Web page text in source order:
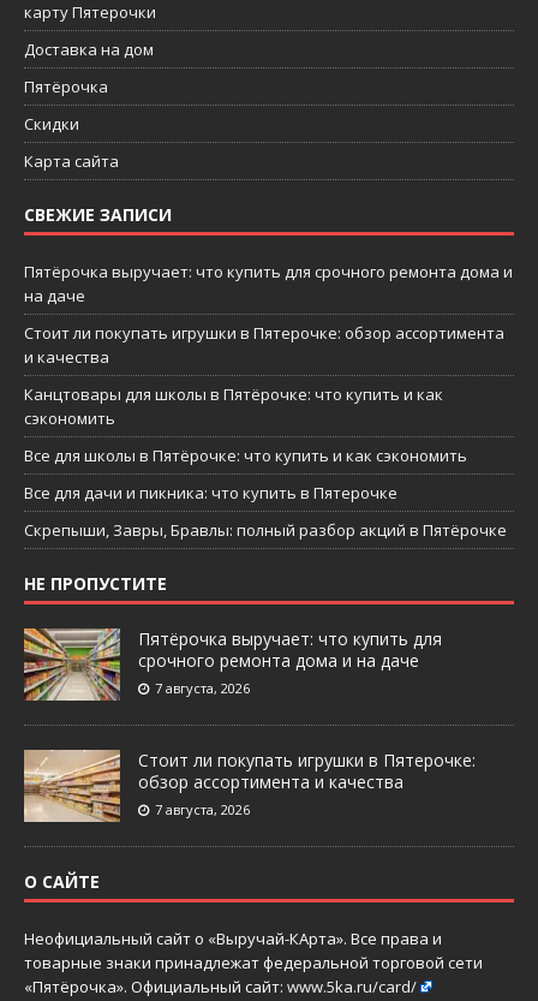
карту Пятерочки
Доставка на дом
Пятёрочка
Скидки
Карта сайта
СВЕЖИЕ ЗАПИСИ
Пятёрочка выручает: что купить для срочного ремонта дома и
на даче
Стоит ли покупать игрушки в Пятерочке: обзор ассортимента
и качества
Канцтовары для школы в Пятёрочке: что купить и как
сэкономить
Все для школы в Пятёрочке: что купить и как сэкономить
Все для дачи и пикника: что купить в Пятерочке
Скрепыши, Завры, Бравлы: полный разбор акций в Пятёрочке
НЕ ПРОПУСТИТЕ
Пятёрочка выручает: что купить для
срочного ремонта дома и на даче
7 августа, 2026
Стоит ли покупать игрушки в Пятерочке:
обзор ассортимента и качества
7 августа, 2026
О САЙТЕ
Неофициальный сайт о «Выручай-КАрта». Все права и
товарные знаки принадлежат федеральной торговой сети
«Пятёрочка». Официальный сайт: www.5ka.ru/card/